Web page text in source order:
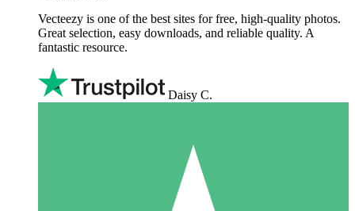
Vecteezy is one of the best sites for free, high‑quality photos.
Great selection, easy downloads, and reliable quality. A
fantastic resource.
Daisy C.